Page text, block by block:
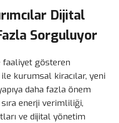
Dijital
Sorguluyor
faaliyet gösteren
ile kurumsal kiracılar, yeni
daha fazla önem
enerji verimliliği,
ve dijital yönetim